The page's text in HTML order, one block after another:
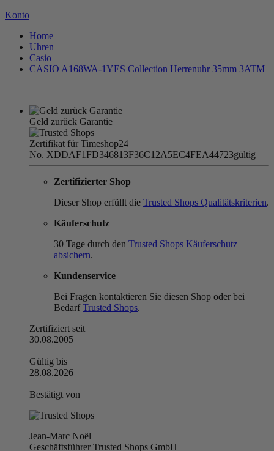
Konto
Home
Uhren
Casio
CASIO A168WA-1YES Collection Herrenuhr 35mm 3ATM
Geld zurück Garantie
Zertifikat für Timeshop24
No. XDDAF1FD346813F36C12A5EC4FEA44723gültig
Zertifizierter Shop
Dieser Shop erfüllt die Trusted Shops Qualitätskriterien.
Käuferschutz
30 Tage durch den Trusted Shops Käuferschutz
absichern.
Kundenservice
Bei Fragen kontaktieren Sie diesen Shop oder bei
BedarfTrusted Shops.
Zertifiziert seit
30.08.2005
Gültig bis
28.08.2026
Bestätigt von
Jean-Marc Noël
Geschäftsführer Trusted Shops GmbH